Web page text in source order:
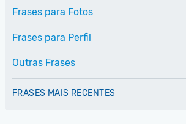
Frases para Fotos
Frases para Perfil
Outras Frases
FRASES MAIS RECENTES